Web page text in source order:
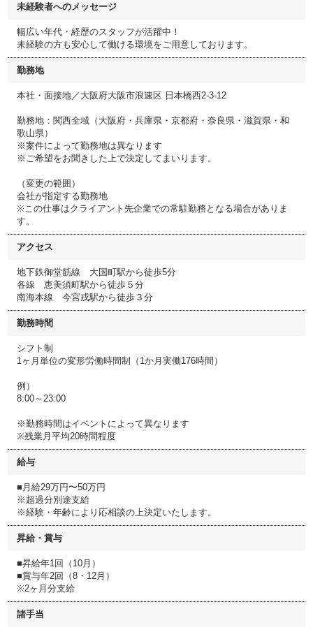
未経験者へのメッセージ
幅広い年代・経歴のスタッフが活躍中！
未経験の方も安心して働ける環境をご用意しております。
勤務地
本社・面接地／大阪府大阪市浪速区 日本橋西2-3-12
勤務地：関西全域（大阪府・兵庫県・京都府・奈良県・滋賀県・和
歌山県）
※案件によって勤務地は異なります
※ご希望をお聞きした上で決定してまいります。
（変更の範囲）
会社が指定する勤務地
※この仕事はクライアント先企業での常駐勤務となる場合がありま
す。
アクセス
地下鉄御堂筋線 大国町駅から徒歩5分
各線 恵美須町駅から徒歩５分
南海本線 今宮戎駅から徒歩３分
勤務時間
シフト制
1ヶ月単位の変形労働時間制（1か月実働176時間）
例）
8:00～23:00
※勤務時間はイベントによって異なります
※残業月平均20時間程度
給与
■月給29万円〜50万円
※超過分別途支給
※経験・年齢により応相談の上決定いたします。
昇給・賞与
■昇給年1回（10月）
■賞与年2回（8・12月）
※2ヶ月分支給
諸手当